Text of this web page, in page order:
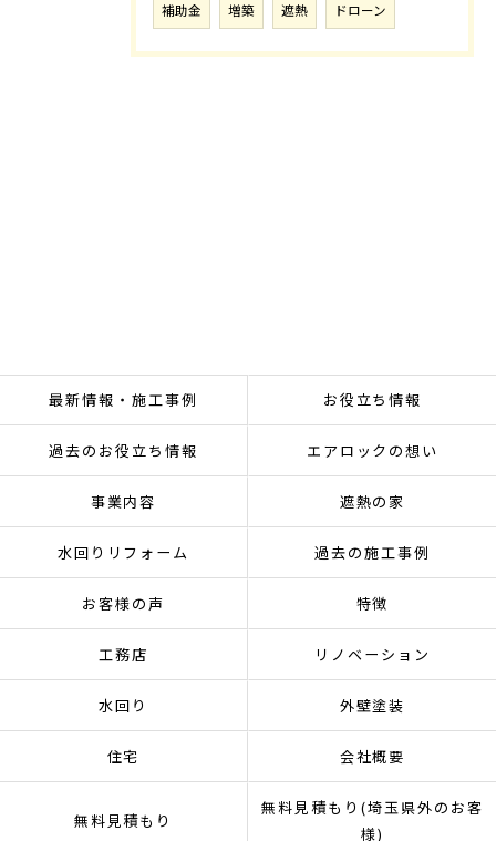
補助金 増築 遮熱 ドローン
最新情報・施工事例 お役立ち情報
過去のお役立ち情報 エアロックの想い
事業内容 遮熱の家
水回りリフォーム 過去の施工事例
お客様の声 特徴
工務店 リノベーション
水回り 外壁塗装
住宅 会社概要
無料見積もり
無料見積もり(埼玉県外のお客
様)